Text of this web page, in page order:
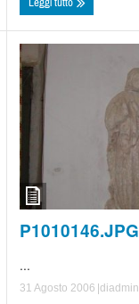
P1010146.JPG
...
31 Agosto 2006 |diadmin